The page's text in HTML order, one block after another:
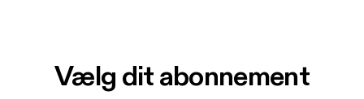
Vælg dit abonnement